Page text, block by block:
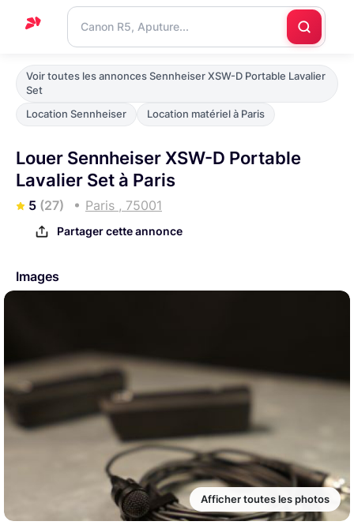
Accueil
Support
Blog
Nous
contacter
Voir toutes les annonces Sennheiser XSW-D Portable Lavalier
Set
Location Sennheiser
Location matériel à Paris
Louer Sennheiser XSW-D Portable
Lavalier Set à Paris
5 (27) Paris , 75001
Partager cette annonce
Images
Afficher toutes les photos